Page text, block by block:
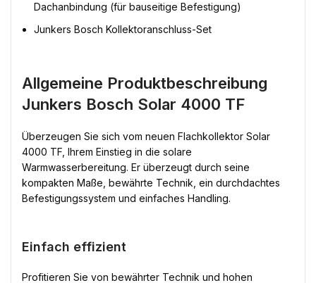
Dachanbindung (für bauseitige Befestigung)
Junkers Bosch Kollektoranschluss-Set
Allgemeine Produktbeschreibung
Junkers Bosch Solar 4000 TF
Überzeugen Sie sich vom neuen Flachkollektor Solar
4000 TF, Ihrem Einstieg in die solare
Warmwasserbereitung. Er überzeugt durch seine
kompakten Maße, bewährte Technik, ein durchdachtes
Befestigungssystem und einfaches Handling.
Einfach effizient
Profitieren Sie von bewährter Technik und hohen